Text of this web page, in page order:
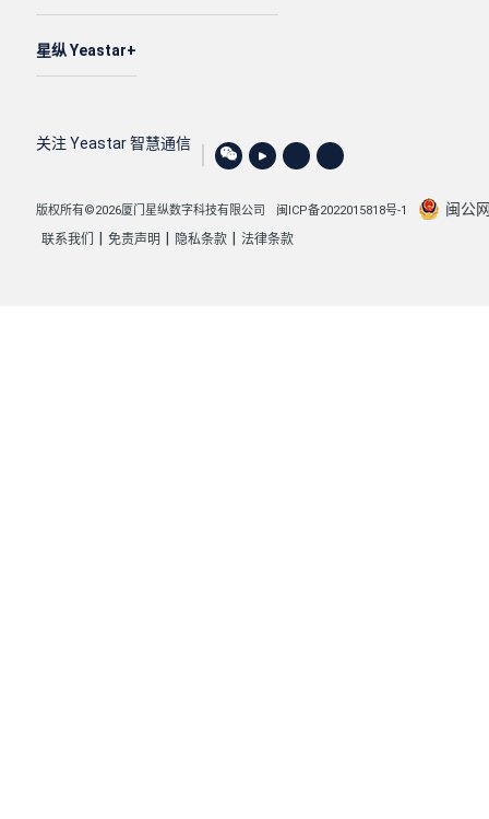
星纵 Yeastar
关注 Yeastar 智慧通信
版权所有©2026厦门星纵数字科技有限公司 闽ICP备2022015818号-1 闽公
联系我们 免责声明 隐私条款 法律条款